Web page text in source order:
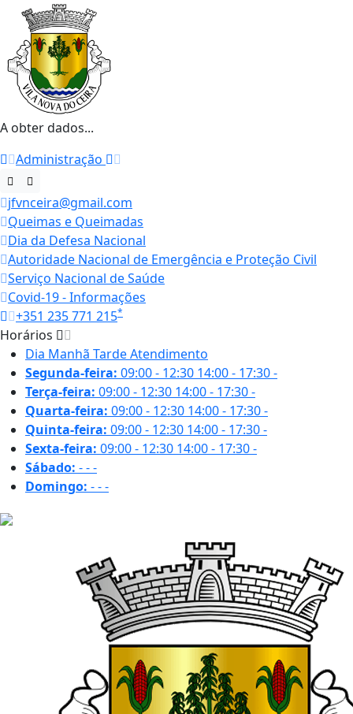
A obter dados...
Administração
jfvnceira@gmail.com
Queimas e Queimadas
Dia da Defesa Nacional
Autoridade Nacional de Emergência e Proteção Civil
Serviço Nacional de Saúde
Covid-19 - Informações
+351 235 771 215*
Horários
Dia Manhã TardeAtendimento
Segunda-feira: 09:00 - 12:30 14:00 - 17:30-
Terça-feira: 09:00 - 12:30 14:00 - 17:30-
Quarta-feira: 09:00 - 12:30 14:00 - 17:30-
Quinta-feira: 09:00 - 12:30 14:00 - 17:30-
Sexta-feira: 09:00 - 12:30 14:00 - 17:30-
Sábado: ---
Domingo: ---